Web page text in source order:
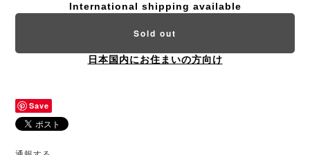
International shipping available
Sold out
日本国内にお住まいの方向け
Save